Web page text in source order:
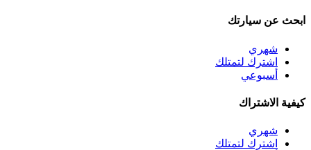
ابحث عن سيارتك
شهري
اشترك لتمتلك
أسبوعي
كيفية الاشتراك
شهري
اشترك لتمتلك